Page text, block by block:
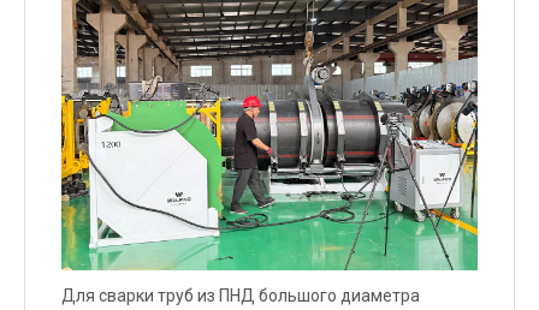
Для сварки труб из ПНД большого диаметра